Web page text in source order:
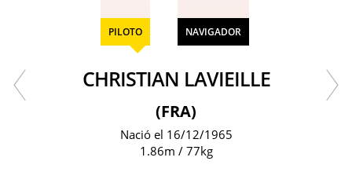
PILOTO NAVIGADOR
CHRISTIAN LAVIEILLE
(FRA)
Nació el 16/12/1965
1.86m / 77kg